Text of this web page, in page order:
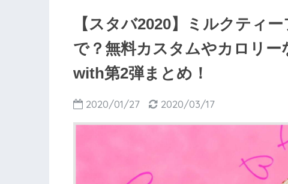
【スタバ2020】ミルクティ
で？無料カスタムやカロリ
with第2弾まとめ！
2020/01/27 2020/03/17